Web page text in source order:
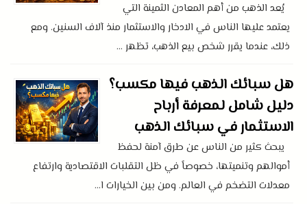
يُعد الذهب من أهم المعادن الثمينة التي
يعتمد عليها الناس في الادخار والاستثمار منذ آلاف السنين. ومع
ذلك، عندما يقرر شخص بيع الذهب، تظهر ...
هل سبائك الذهب فيها مكسب؟
دليل شامل لمعرفة أرباح
الاستثمار في سبائك الذهب
يبحث كثير من الناس عن طرق آمنة لحفظ
أموالهم وتنميتها، خصوصاً في ظل التقلبات الاقتصادية وارتفاع
معدلات التضخم في العالم. ومن بين الخيارات ا...